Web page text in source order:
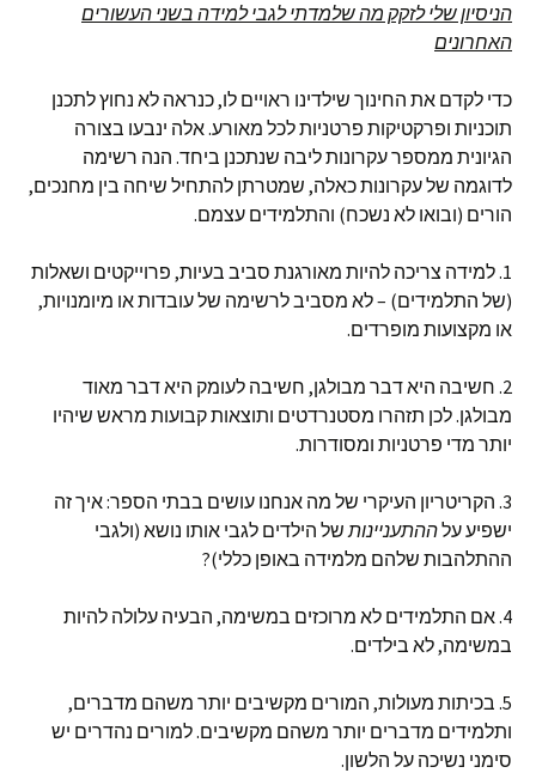
הניסיון שלי לזקק מה שלמדתי לגבי למידה בשני העשורים
האחרונים
כדי לקדם את החינוך שילדינו ראויים לו, כנראה לא נחוץ לתכנן
תוכניות ופרקטיקות פרטניות לכל מאורע. אלה ינבעו בצורה
הגיונית ממספר עקרונות ליבה שנתכנן ביחד. הנה רשימה
לדוגמה של עקרונות כאלה, שמטרתן להתחיל שיחה בין מחנכים,
הורים (ובואו לא נשכח) והתלמידים עצמם.
1. למידה צריכה להיות מאורגנת סביב בעיות, פרוייקטים ושאלות
(של התלמידים) – לא מסביב לרשימה של עובדות או מיומנויות,
או מקצועות מופרדים.
2. חשיבה היא דבר מבולגן, חשיבה לעומק היא דבר מאוד
מבולגן. לכן תזהרו מסטנרדטים ותוצאות קבועות מראש שיהיו
יותר מדי פרטניות ומסודרות.
3. הקריטריון העיקרי של מה אנחנו עושים בבתי הספר: איך זה
ישפיע עלההתעניינותשל הילדים לגבי אותו נושא (ולגבי
ההתלהבות שלהם מלמידה באופן כללי)?
4. אם התלמידים לא מרוכזים במשימה, הבעיה עלולה להיות
במשימה, לא בילדים.
5. בכיתות מעולות, המורים מקשיבים יותר משהם מדברים,
ותלמידים מדברים יותר משהם מקשיבים. למורים נהדרים יש
סימני נשיכה על הלשון.